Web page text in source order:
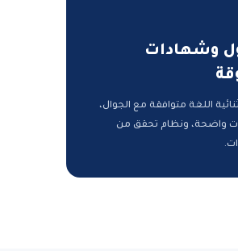
وشهادات
اللغة متوافقة مع الجوال،
واضحة، ونظام تحقق من